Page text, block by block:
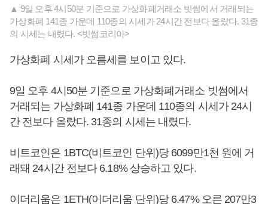
▲ 9일 오후 4시50분 기준으로 가상화폐거래소 빗썸에서 거래되는
가상화폐 141종 가운데 110종의 시세가 24시간 전보다 올랐다. 31종
의 시세는 내렸다. <빗썸코리아>
가상화폐 시세가 오름세를 보이고 있다.
9일 오후 4시50분 기준으로 가상화폐거래소 빗썸에서
거래되는 가상화폐 141종 가운데 110종의 시세가 24시
간 전보다 올랐다. 31종의 시세는 내렸다.
비트코인은 1BTC(비트코인 단위)당 6099만1천 원에 거
래돼 24시간 전보다 6.18% 상승하고 있다.
이더리움은 1ETH(이더리움 단위)당 6.47% 오른 207만3